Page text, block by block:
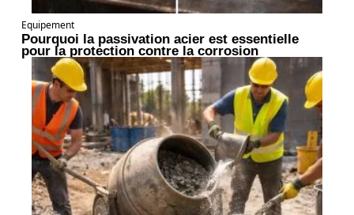
Equipement
Pourquoi la passivation acier est essentielle
pour la protection contre la corrosion